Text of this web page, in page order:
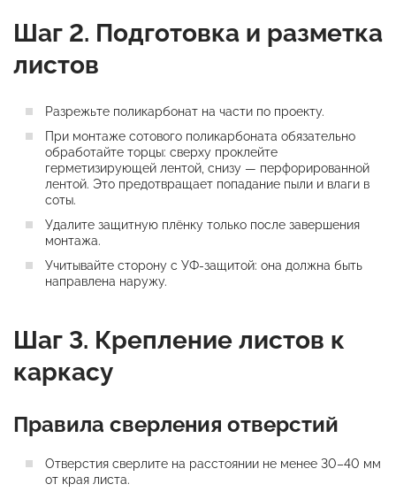
Шаг 2. Подготовка и разметка
листов
Разрежьте поликарбонат на части по проекту.
При монтаже сотового поликарбоната обязательно
обработайте торцы: сверху проклейте
герметизирующей лентой, снизу — перфорированной
лентой. Это предотвращает попадание пыли и влаги в
соты.
Удалите защитную плёнку только после завершения
монтажа.
Учитывайте сторону с УФ-защитой: она должна быть
направлена наружу.
Шаг 3. Крепление листов к
каркасу
Правила сверления отверстий
Отверстия сверлите на расстоянии не менее 30–40 мм
от края листа.